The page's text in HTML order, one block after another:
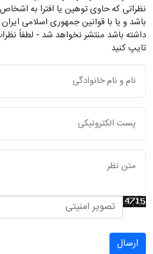
نظراتی که حاوی توهین یا افترا به
باشد و یا با قوانین جمهوری اسلامی
داشته باشد منتشر نخواهد شد - لطفاً
تایپ کنید
ارسال